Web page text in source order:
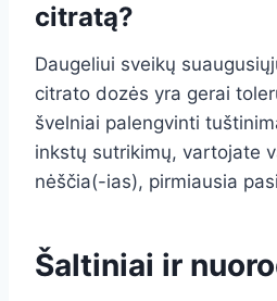
citratą?
Daugeliui sveikų
citrato dozės yra gerai
švelniai palengvinti
inkstų sutrikimų, vartojate
nėščia(-ias), pirmiausia
Šaltiniai ir